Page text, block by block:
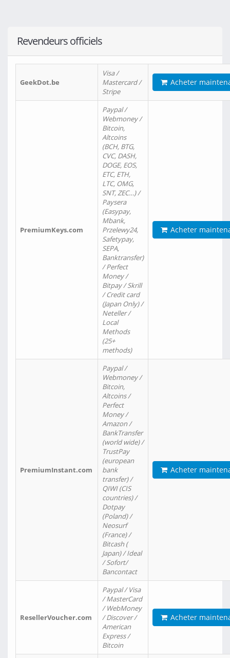
Revendeurs officiels
GeekDot.be
Visa /
Mastercard /
Stripe
Acheter
PremiumKeys.com
Paypal /
Webmoney /
Bitcoin,
Altcoins
(BCH, BTG,
CVC, DASH,
DOGE, EOS,
ETC, ETH,
LTC, OMG,
SNT, ZEC…) /
Paysera
(Easypay,
Mbank,
Przelewy24,
Safetypay,
SEPA,
Banktransfer)
/ Perfect
Money /
Bitpay / Skrill
/ Credit card
(Japan Only) /
Neteller /
Local
Methods
(25+
methods)
Acheter
PremiumInstant.com
Paypal /
Webmoney /
Bitcoin,
Altcoins /
Perfect
Money /
Amazon /
BankTransfer
(world wide) /
TrustPay
(european
bank
transfer) /
QIWI (CIS
countries) /
Dotpay
(Poland) /
Neosurf
(France) /
Bitcash (
Japan) / Ideal
/ Sofort/
Bancontact
Acheter
ResellerVoucher.com
Paypal / Visa
/ MasterCard
/ WebMoney
/ Discover /
American
Express /
Bitcoin
Acheter